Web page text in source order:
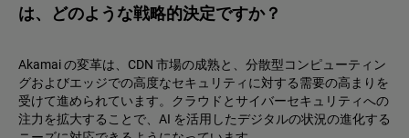
は、どのような戦略的決定ですか？
Akamai の変革は、CDN 市場の成熟と、分散型コンピューティン
グおよびエッジでの高度なセキュリティに対する需要の高まりを
受けて進められています。クラウドとサイバーセキュリティへの
注力を拡大することで、AI を活用したデジタルの状況の進化する